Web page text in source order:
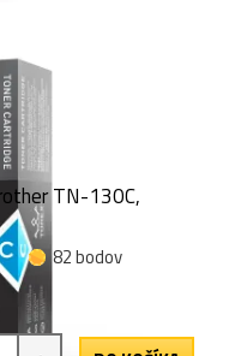
TN-130C,
82 bodov